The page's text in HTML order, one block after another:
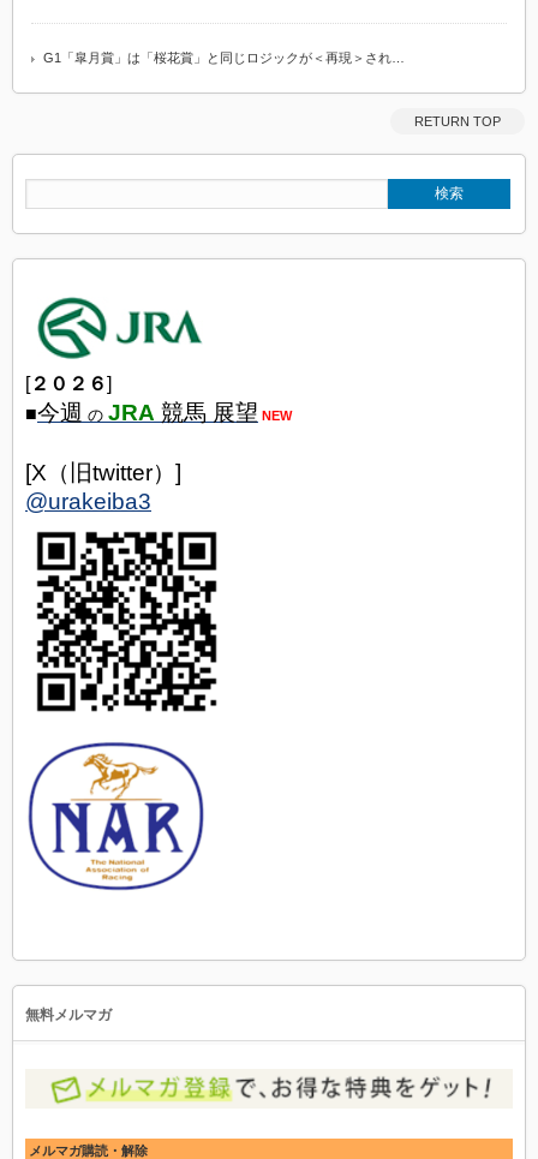
G1「皐月賞」は「桜花賞」と同じロジックが＜再現＞され…
RETURN TOP
[２０２６]
■今週 の JRA 競馬 展望 NEW
[X（旧twitter）]
@urakeiba3
無料メルマガ
メルマガ購読・解除